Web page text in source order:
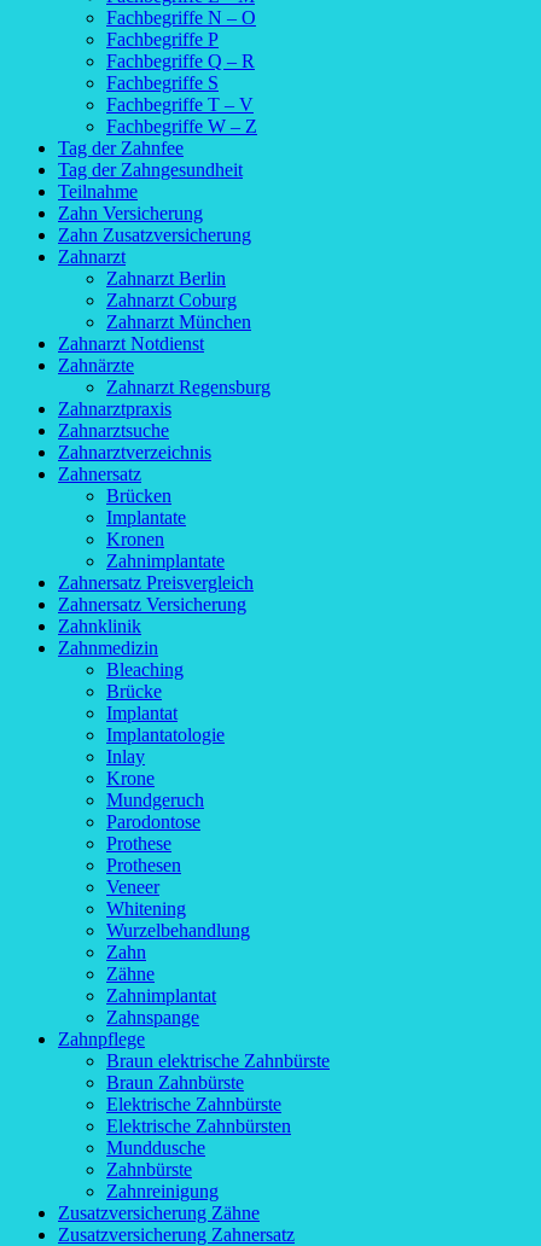
Fachbegriffe N – O
Fachbegriffe P
Fachbegriffe Q – R
Fachbegriffe S
Fachbegriffe T – V
Fachbegriffe W – Z
Tag der Zahnfee
Tag der Zahngesundheit
Teilnahme
Zahn Versicherung
Zahn Zusatzversicherung
Zahnarzt
Zahnarzt Berlin
Zahnarzt Coburg
Zahnarzt München
Zahnarzt Notdienst
Zahnärzte
Zahnarzt Regensburg
Zahnarztpraxis
Zahnarztsuche
Zahnarztverzeichnis
Zahnersatz
Brücken
Implantate
Kronen
Zahnimplantate
Zahnersatz Preisvergleich
Zahnersatz Versicherung
Zahnklinik
Zahnmedizin
Bleaching
Brücke
Implantat
Implantatologie
Inlay
Krone
Mundgeruch
Parodontose
Prothese
Prothesen
Veneer
Whitening
Wurzelbehandlung
Zahn
Zähne
Zahnimplantat
Zahnspange
Zahnpflege
Braun elektrische Zahnbürste
Braun Zahnbürste
Elektrische Zahnbürste
Elektrische Zahnbürsten
Munddusche
Zahnbürste
Zahnreinigung
Zusatzversicherung Zähne
Zusatzversicherung Zahnersatz